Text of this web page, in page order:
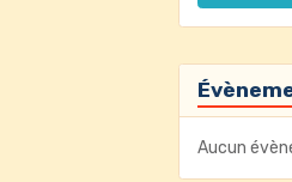
Aucun